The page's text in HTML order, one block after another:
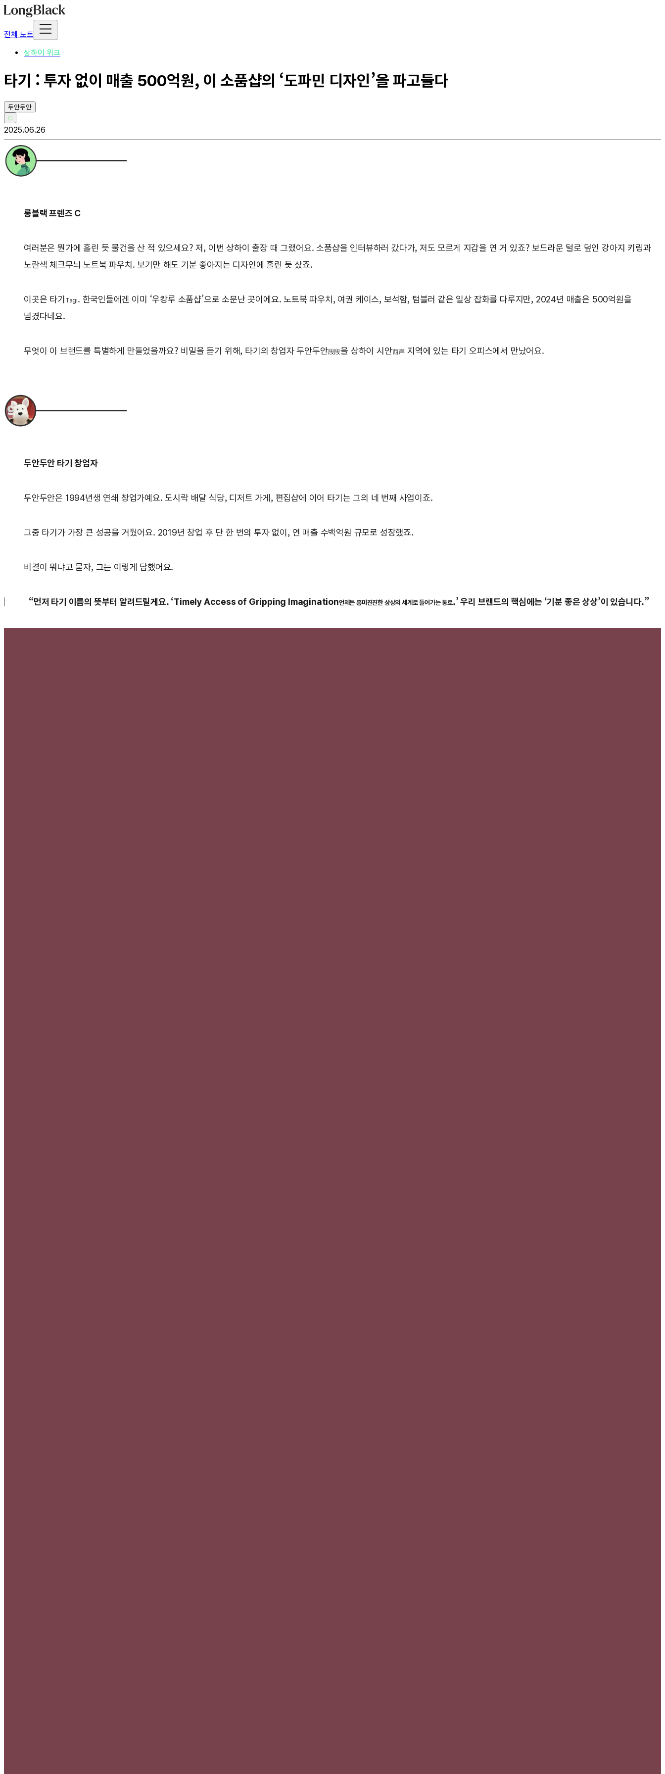
전체 노트
상하이 위크
타기 : 투자 없이 매출 500억원, 이 소품샵의 ‘도파민 디자인’을 파고들다
두안두안
C
2025.06.26
롱블랙 프렌즈 C
여러분은 뭔가에 홀린 듯 물건을 산 적 있으세요? 저, 이번 상하이 출장 때 그랬어요. 소품샵을 인터뷰하러 갔다가, 저도 모르게 지갑을 연 거 있죠? 보드라운 털로 덮인 강아지 키링과
노란색 체크무늬 노트북 파우치. 보기만 해도 기분 좋아지는 디자인에 홀린 듯 샀죠.
이곳은 타기 Tagi. 한국인들에겐 이미 ‘우캉루 소품샵’으로 소문난 곳이에요. 노트북 파우치, 여권 케이스, 보석함, 텀블러 같은 일상 잡화를 다루지만, 2024년 매출은 500억원을
넘겼다네요.
무엇이 이 브랜드를 특별하게 만들었을까요? 비밀을 듣기 위해, 타기의 창업자 두안두안段段을 상하이 시안西岸 지역에 있는 타기 오피스에서 만났어요.
두안두안 타기 창업자
두안두안은 1994년생 연쇄 창업가예요. 도시락 배달 식당, 디저트 가게, 편집샵에 이어 타기는 그의 네 번째 사업이죠.
그중 타기가 가장 큰 성공을 거뒀어요. 2019년 창업 후 단 한 번의 투자 없이, 연 매출 수백억원 규모로 성장했죠.
비결이 뭐냐고 묻자, 그는 이렇게 답했어요.
“먼저 타기 이름의 뜻부터 알려드릴게요. ‘Timely Access of Gripping Imagination언제든 흥미진진한 상상의 세계로 들어가는 통로.’ 우리 브랜드의 핵심에는 ‘기분 좋은 상상’이 있습니다.”